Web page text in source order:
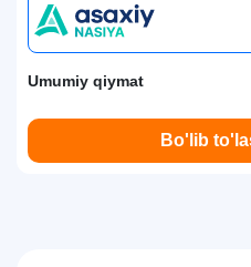
Umumiy qiymat
Bo'lib